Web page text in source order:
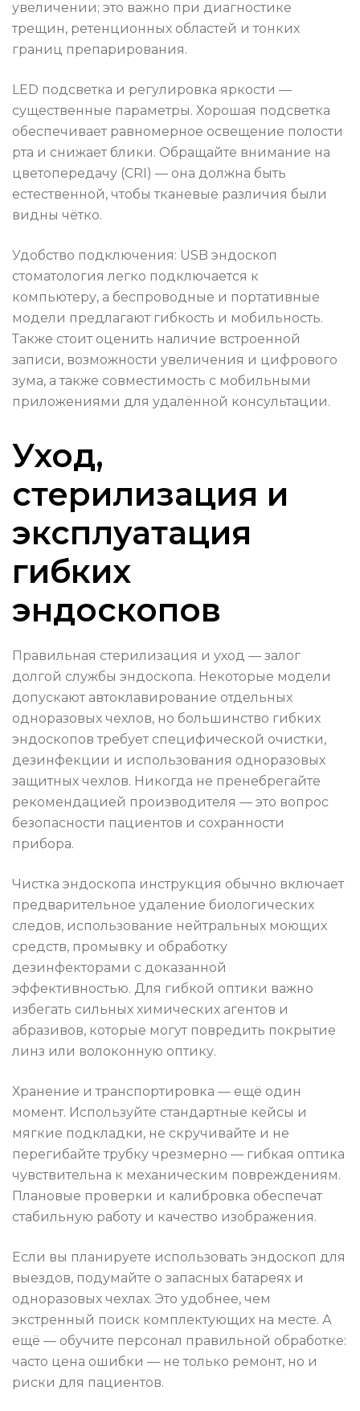
увеличении; это важно при диагностике
трещин, ретенционных областей и тонких
границ препарирования.
LED подсветка и регулировка яркости —
существенные параметры. Хорошая подсветка
обеспечивает равномерное освещение полости
рта и снижает блики. Обращайте внимание на
цветопередачу (CRI) — она должна быть
естественной, чтобы тканевые различия были
видны чётко.
Удобство подключения: USB эндоскоп
стоматология легко подключается к
компьютеру, а беспроводные и портативные
модели предлагают гибкость и мобильность.
Также стоит оценить наличие встроенной
записи, возможности увеличения и цифрового
зума, а также совместимость с мобильными
приложениями для удалённой консультации.
Уход,
стерилизация и
эксплуатация
гибких
эндоскопов
Правильная стерилизация и уход — залог
долгой службы эндоскопа. Некоторые модели
допускают автоклавирование отдельных
одноразовых чехлов, но большинство гибких
эндоскопов требует специфической очистки,
дезинфекции и использования одноразовых
защитных чехлов. Никогда не пренебрегайте
рекомендацией производителя — это вопрос
безопасности пациентов и сохранности
прибора.
Чистка эндоскопа инструкция обычно включает
предварительное удаление биологических
следов, использование нейтральных моющих
средств, промывку и обработку
дезинфекторами с доказанной
эффективностью. Для гибкой оптики важно
избегать сильных химических агентов и
абразивов, которые могут повредить покрытие
линз или волоконную оптику.
Хранение и транспортировка — ещё один
момент. Используйте стандартные кейсы и
мягкие подкладки, не скручивайте и не
перегибайте трубку чрезмерно — гибкая оптика
чувствительна к механическим повреждениям.
Плановые проверки и калибровка обеспечат
стабильную работу и качество изображения.
Если вы планируете использовать эндоскоп для
выездов, подумайте о запасных батареях и
одноразовых чехлах. Это удобнее, чем
экстренный поиск комплектующих на месте. А
ещё — обучите персонал правильной обработке:
часто цена ошибки — не только ремонт, но и
риски для пациентов.